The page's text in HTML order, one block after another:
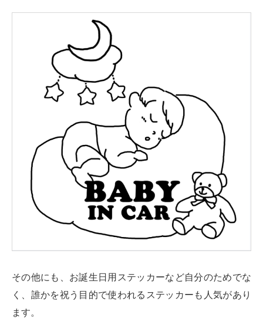
その他にも、お誕生日用ステッカーなど自分のためでな
く、誰かを祝う目的で使われるステッカーも人気があり
ます。